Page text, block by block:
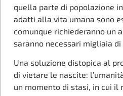
quella parte di popolazione
adatti alla vita umana sono
comunque richiederanno un
saranno necessari migliaia di
Una soluzione distopica al
di vietare le nascite:
un momento di stasi, in cui il